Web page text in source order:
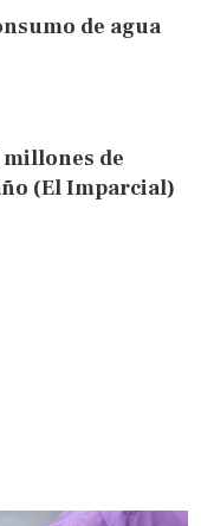
de agua
millones de
(El Imparcial)